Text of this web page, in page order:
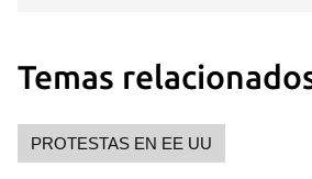
Temas
PROTESTAS EN EE UU